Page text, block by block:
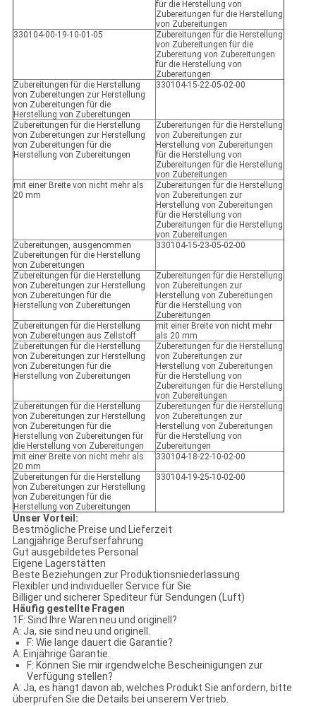
für die Herstellung von
Zubereitungen für die Herstellung
von Zubereitungen
330104-00-19-10-01-05
Zubereitungen für die Herstellung
von Zubereitungen für die
Zubereitung von Zubereitungen
für die Herstellung von
Zubereitungen
Zubereitungen für die Herstellung
von Zubereitungen zur Herstellung
von Zubereitungen für die
Herstellung von Zubereitungen
330104-15-22-05-02-00
Zubereitungen für die Herstellung
von Zubereitungen zur Herstellung
von Zubereitungen für die
Herstellung von Zubereitungen
Zubereitungen für die Herstellung
von Zubereitungen zur
Herstellung von Zubereitungen
für die Herstellung von
Zubereitungen für die Herstellung
von Zubereitungen
mit einer Breite von nicht mehr als
20 mm
Zubereitungen für die Herstellung
von Zubereitungen zur
Herstellung von Zubereitungen
für die Herstellung von
Zubereitungen für die Herstellung
von Zubereitungen
Zubereitungen, ausgenommen
Zubereitungen für die Herstellung
von Zubereitungen
330104-15-23-05-02-00
Zubereitungen für die Herstellung
von Zubereitungen zur Herstellung
von Zubereitungen für die
Herstellung von Zubereitungen
Zubereitungen für die Herstellung
von Zubereitungen zur
Herstellung von Zubereitungen
für die Herstellung von
Zubereitungen
Zubereitungen für die Herstellung
von Zubereitungen aus Zellstoff
mit einer Breite von nicht mehr
als 20 mm
Zubereitungen für die Herstellung
von Zubereitungen zur Herstellung
von Zubereitungen für die
Herstellung von Zubereitungen
Zubereitungen für die Herstellung
von Zubereitungen zur
Herstellung von Zubereitungen
für die Herstellung von
Zubereitungen für die Herstellung
von Zubereitungen
Zubereitungen für die Herstellung
von Zubereitungen zur Herstellung
von Zubereitungen für die
Herstellung von Zubereitungen für
die Herstellung von Zubereitungen
Zubereitungen für die Herstellung
von Zubereitungen zur
Herstellung von Zubereitungen
für die Herstellung von
Zubereitungen
mit einer Breite von nicht mehr als
20 mm
330104-18-22-10-02-00
Zubereitungen für die Herstellung
von Zubereitungen zur Herstellung
von Zubereitungen für die
Herstellung von Zubereitungen
330104-19-25-10-02-00
Unser Vorteil:
Bestmögliche Preise und Lieferzeit
Langjährige Berufserfahrung
Gut ausgebildetes Personal
Eigene Lagerstätten
Beste Beziehungen zur Produktionsniederlassung
Flexibler und individueller Service für Sie
Billiger und sicherer Spediteur für Sendungen (Luft)
Häufig gestellte Fragen
1F: Sind Ihre Waren neu und originell?
A: Ja, sie sind neu und originell.
F: Wie lange dauert die Garantie?
A: Einjährige Garantie.
F: Können Sie mir irgendwelche Bescheinigungen zur
Verfügung stellen?
A: Ja, es hängt davon ab, welches Produkt Sie anfordern, bitte
überprüfen Sie die Details bei unserem Vertrieb.